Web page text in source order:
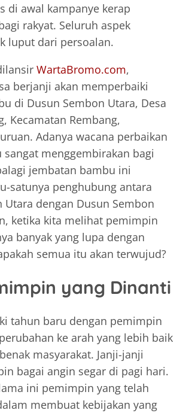
di awal kampanye kerap
rakyat. Seluruh aspek
luput dari persoalan.
WartaBromo.com,
berjanji akan memperbaiki
di Dusun Sembon Utara, Desa
Kecamatan Rembang,
Adanya wacana perbaikan
menggembirakan bagi
jembatan bambu ini
satunya penghubung antara
Utara dengan Dusun Sembon
ketika kita melihat pemimpin
banyak yang lupa dengan
semua itu akan terwujud?
yang Dinanti
tahun baru dengan pemimpin
ke arah yang lebih baik
masyarakat. Janji-janji
bagai angin segar di pagi hari.
ini pemimpin yang telah
membuat kebijakan yang